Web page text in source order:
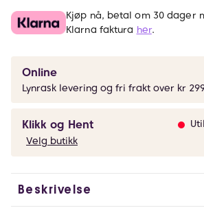
Kjøp nå, betal om 30 dager
Klarna faktura her.
Online
Lynrask levering og fri frakt over kr
Klikk og Hent
Velg butikk
Beskrivelse